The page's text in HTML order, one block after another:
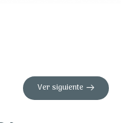
Ver siguiente